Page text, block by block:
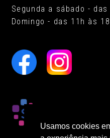
Segunda a sábado -
Domingo - das 11h às
Usamos cookies